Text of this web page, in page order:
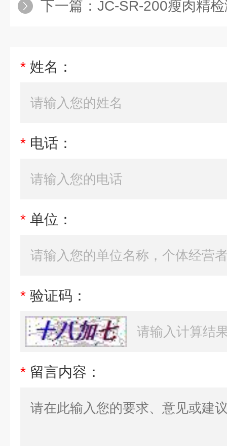
下一篇： JC-SR-200瘦肉精
* 姓名：
* 电话：
* 单位：
* 验证码：
* 留言内容：